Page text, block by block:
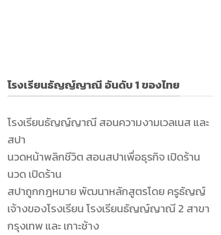
โรงเรียนธัญญ์ญาณี อันดับ 1 ของไทย
โรงเรียนธัญญ์ญาณี สอนความงามเวลเนส และ
สปา
นวดหน้าพลิกชีวิต สอนสปาเพื่อธุรกิจ เปิดร้าน
นวด เปิดร้าน
สปาถูกกฎหมาย พัฒนาหลักสูตรโดย ครูธัญญ์
เจ้างของโรงเรียน โรงเรียนธัญญ์ญาณี 2 สาขา
กรุงเทพ และ เกาะช้าง